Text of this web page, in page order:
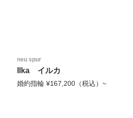
neu spur
Ilka イルカ
婚約指輪 ¥167,200（税込）~